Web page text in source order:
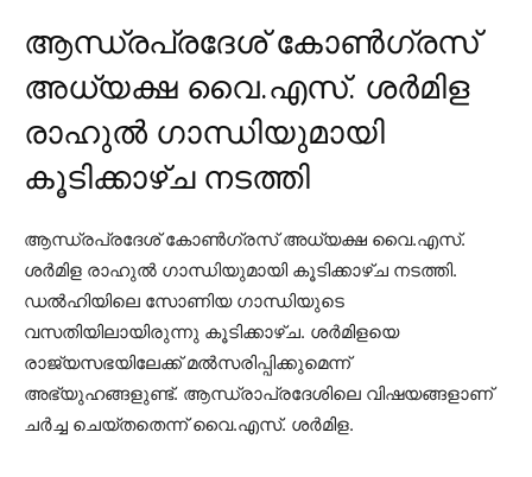
ആന്ധ്രപ്രദേശ് കോണ്‍ഗ്രസ്
അധ്യക്ഷ വൈ.എസ്. ശര്‍മിള
രാഹുല്‍ ഗാന്ധിയുമായി
കൂടിക്കാഴ്ച നടത്തി
ആന്ധ്രപ്രദേശ് കോണ്‍ഗ്രസ് അധ്യക്ഷ വൈ.എസ്.
ശര്‍മിള രാഹുല്‍ ഗാന്ധിയുമായി കൂടിക്കാഴ്ച നടത്തി.
ഡല്‍ഹിയിലെ സോണിയ ഗാന്ധിയുടെ
വസതിയിലായിരുന്നു കൂടിക്കാഴ്ച. ശര്‍മിളയെ
രാജ്യസഭയിലേക്ക് മല്‍സരിപ്പിക്കുമെന്ന്
അഭ്യുഹങ്ങളുണ്ട്. ആന്ധ്രാപ്രദേശിലെ വിഷയങ്ങളാണ്
ചര്‍ച്ച ചെയ്തതെന്ന് വൈ.എസ്. ശര്‍മിള.